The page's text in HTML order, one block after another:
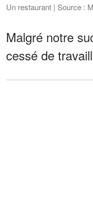
Un restaurant | Source :
Malgré notre
cessé de